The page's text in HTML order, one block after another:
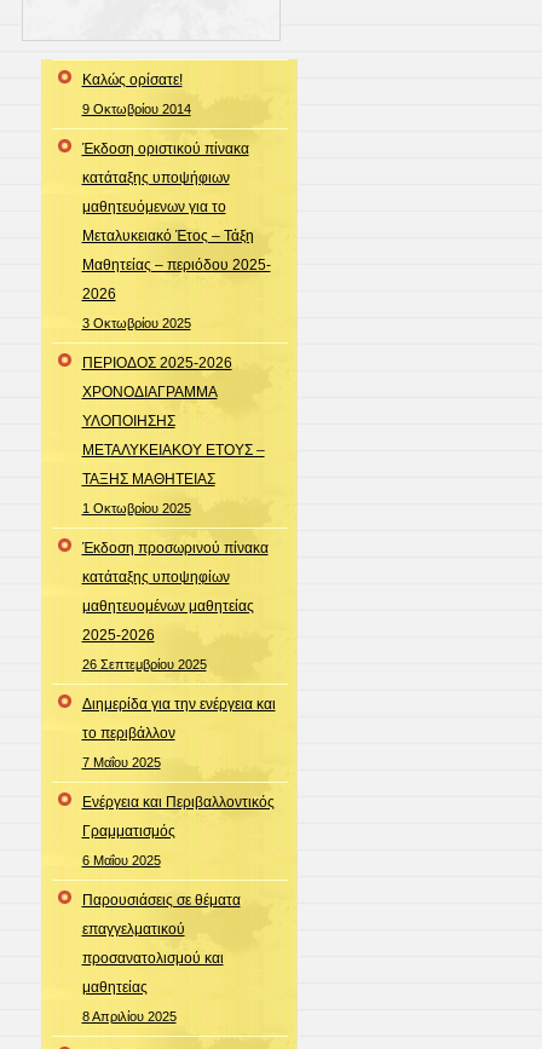
Καλώς ορίσατε!
9 Οκτωβρίου 2014
Έκδοση οριστικού πίνακα
κατάταξης υποψήφιων
μαθητευόμενων για το
Μεταλυκειακό Έτος – Τάξη
Μαθητείας – περιόδου 2025-
2026
3 Οκτωβρίου 2025
ΠΕΡΙΟΔΟΣ 2025-2026
ΧΡΟΝΟΔΙΑΓΡΑΜΜΑ
ΥΛΟΠΟΙΗΣΗΣ
ΜΕΤΑΛΥΚΕΙΑΚΟΥ ΕΤΟΥΣ –
ΤΑΞΗΣ ΜΑΘΗΤΕΙΑΣ
1 Οκτωβρίου 2025
Έκδοση προσωρινού πίνακα
κατάταξης υποψηφίων
μαθητευομένων μαθητείας
2025-2026
26 Σεπτεμβρίου 2025
Διημερίδα για την ενέργεια και
το περιβάλλον
7 Μαΐου 2025
Ενέργεια και Περιβαλλοντικός
Γραμματισμός
6 Μαΐου 2025
Παρουσιάσεις σε θέματα
επαγγελματικού
προσανατολισμού και
μαθητείας
8 Απριλίου 2025